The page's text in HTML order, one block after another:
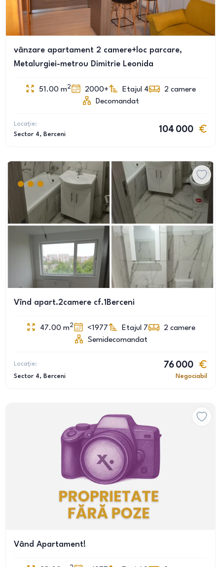
vânzare apartament 2 camere+loc parcare,
Metalurgiei-metrou Dimitrie Leonida
51.00 m2 2000+ Etajul 4 2 camere
Decomandat
Locație:
Sector 4, Berceni
104 000
Vînd apart.2camere cf.1Berceni
47.00 m2 <1977 Etajul 7 2 camere
Semidecomandat
Locație:
Sector 4, Berceni
76 000
Negociabil
Vând Apartament!